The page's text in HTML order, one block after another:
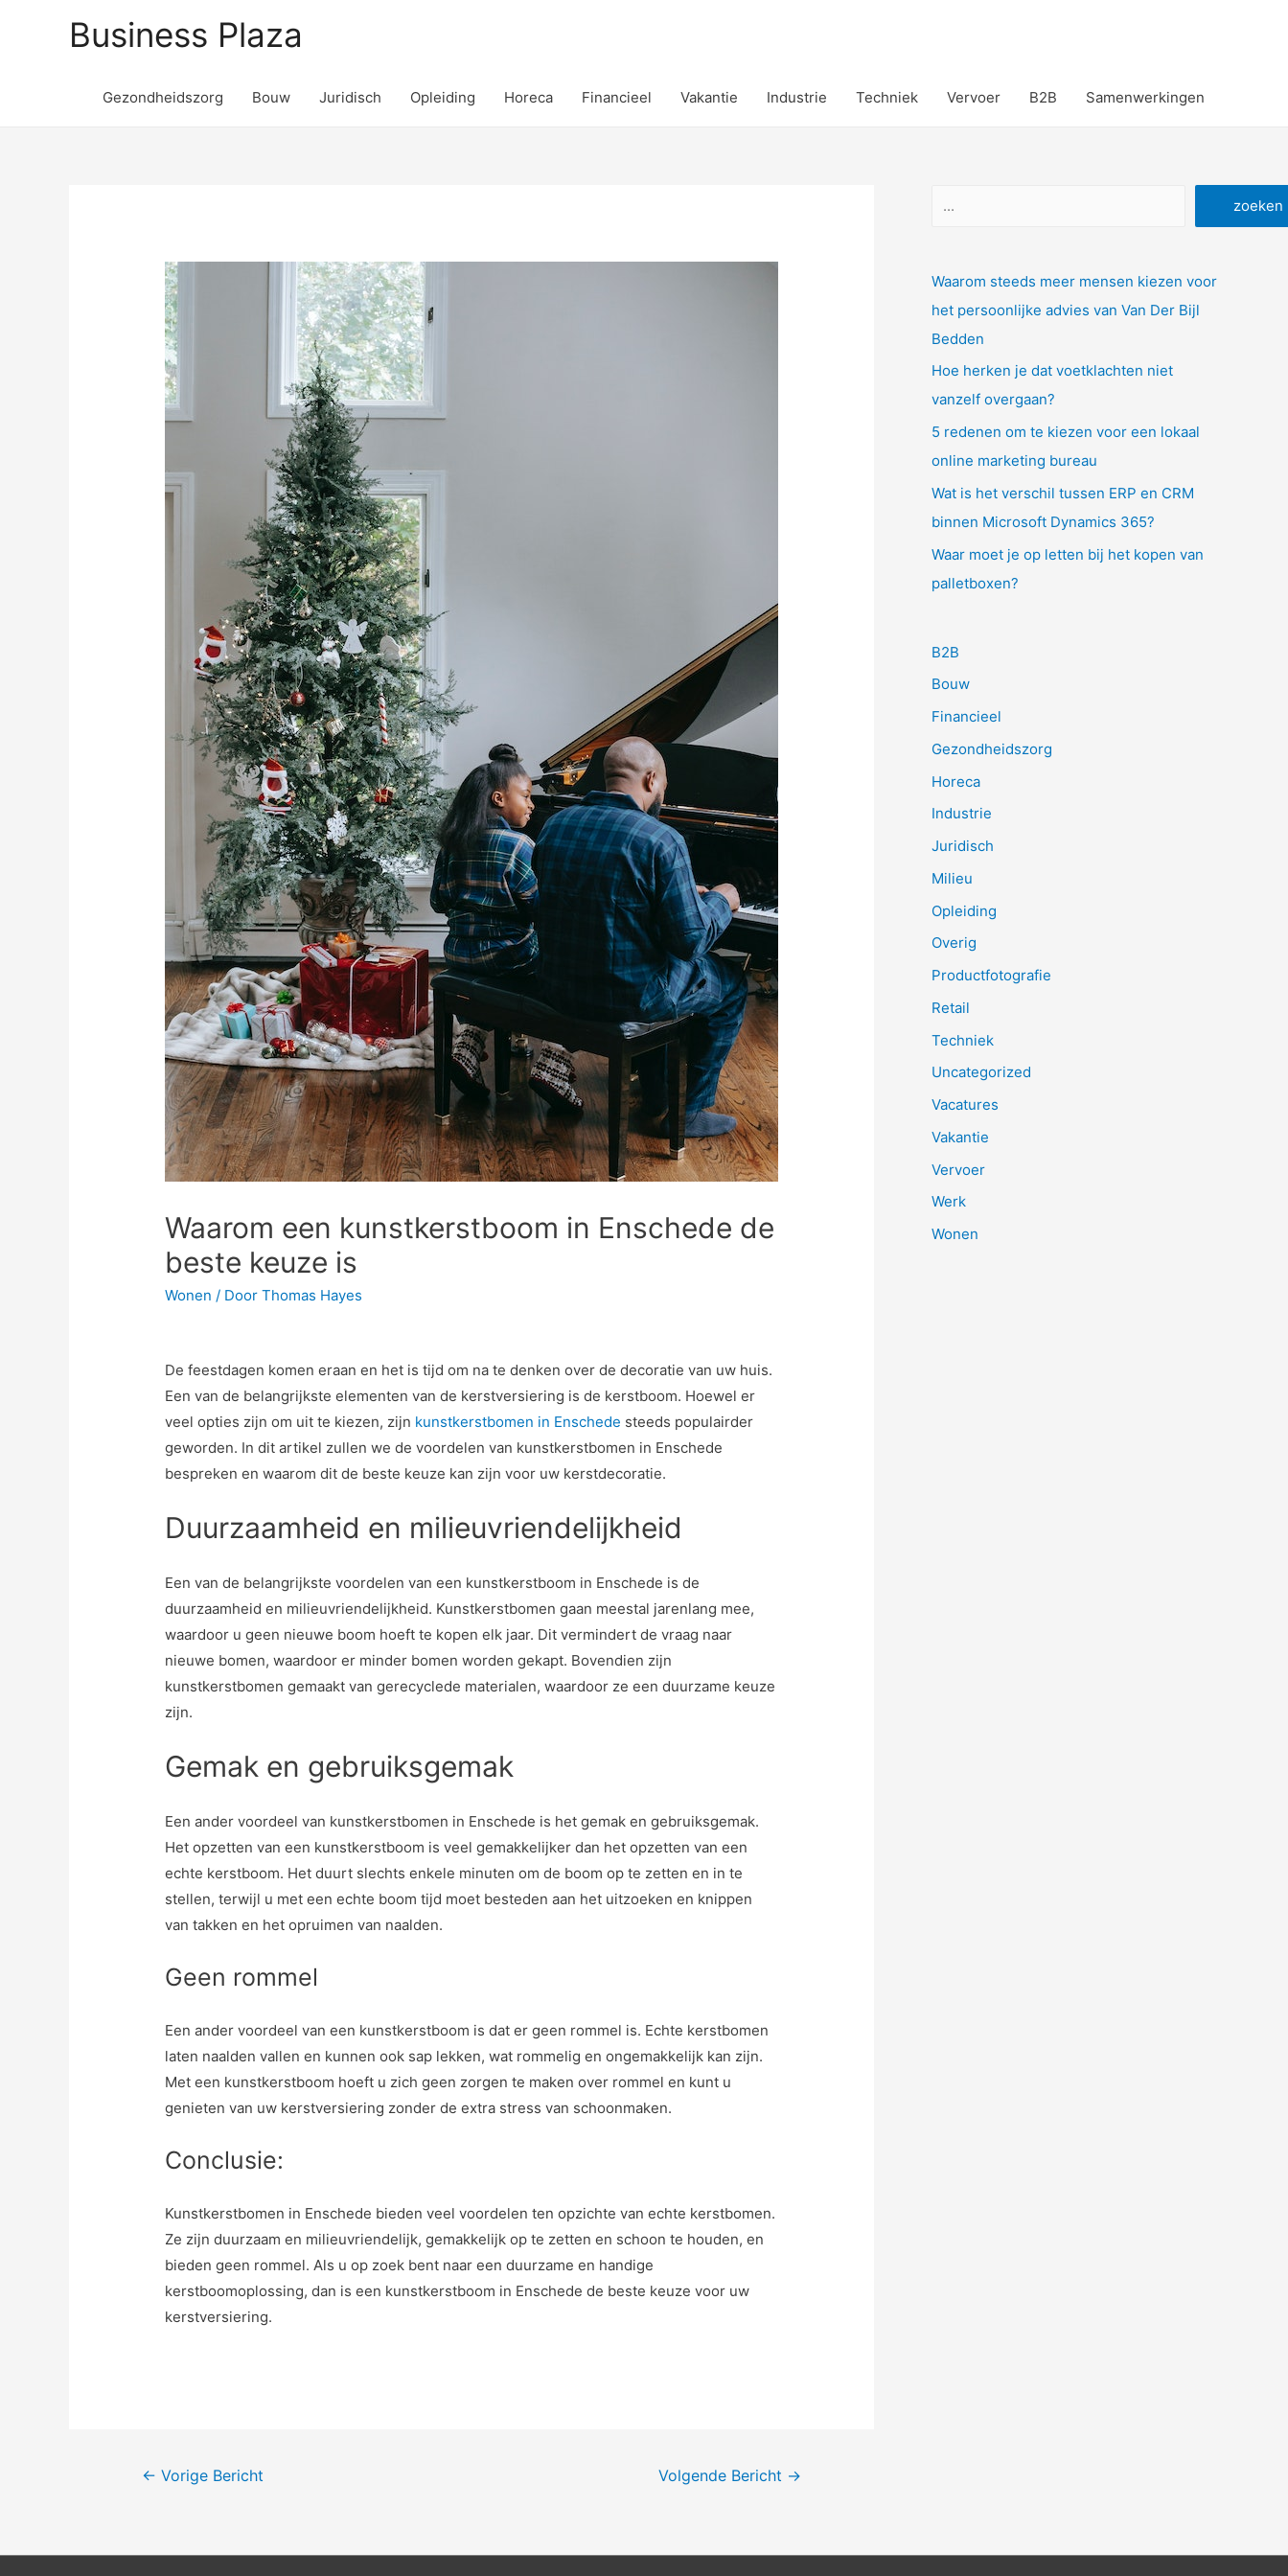
Business Plaza
Gezondheidszorg Bouw Juridisch Opleiding Horeca Financieel Vakantie Industrie Techniek Vervoer B2B Samenwerkingen
Waarom een kunstkerstboom in Enschede de
beste keuze is
Wonen / DoorThomas Hayes
De feestdagen komen eraan en het is tijd om na te denken over de decoratie van uw huis.
Een van de belangrijkste elementen van de kerstversiering is de kerstboom. Hoewel er
veel opties zijn om uit te kiezen, zijn kunstkerstbomen in Enschede steeds populairder
geworden. In dit artikel zullen we de voordelen van kunstkerstbomen in Enschede
bespreken en waarom dit de beste keuze kan zijn voor uw kerstdecoratie.
Duurzaamheid en milieuvriendelijkheid
Een van de belangrijkste voordelen van een kunstkerstboom in Enschede is de
duurzaamheid en milieuvriendelijkheid. Kunstkerstbomen gaan meestal jarenlang mee,
waardoor u geen nieuwe boom hoeft te kopen elk jaar. Dit vermindert de vraag naar
nieuwe bomen, waardoor er minder bomen worden gekapt. Bovendien zijn
kunstkerstbomen gemaakt van gerecyclede materialen, waardoor ze een duurzame keuze
zijn.
Gemak en gebruiksgemak
Een ander voordeel van kunstkerstbomen in Enschede is het gemak en gebruiksgemak.
Het opzetten van een kunstkerstboom is veel gemakkelijker dan het opzetten van een
echte kerstboom. Het duurt slechts enkele minuten om de boom op te zetten en in te
stellen, terwijl u met een echte boom tijd moet besteden aan het uitzoeken en knippen
van takken en het opruimen van naalden.
Geen rommel
Een ander voordeel van een kunstkerstboom is dat er geen rommel is. Echte kerstbomen
laten naalden vallen en kunnen ook sap lekken, wat rommelig en ongemakkelijk kan zijn.
Met een kunstkerstboom hoeft u zich geen zorgen te maken over rommel en kunt u
genieten van uw kerstversiering zonder de extra stress van schoonmaken.
Conclusie:
Kunstkerstbomen in Enschede bieden veel voordelen ten opzichte van echte kerstbomen.
Ze zijn duurzaam en milieuvriendelijk, gemakkelijk op te zetten en schoon te houden, en
bieden geen rommel. Als u op zoek bent naar een duurzame en handige
kerstboomoplossing, dan is een kunstkerstboom in Enschede de beste keuze voor uw
kerstversiering.
Bericht
← Vorige Bericht Volgende Bericht →
zoeken
Waarom steeds meer mensen kiezen voor
het persoonlijke advies van Van Der Bijl
Bedden
Hoe herken je dat voetklachten niet
vanzelf overgaan?
5 redenen om te kiezen voor een lokaal
online marketing bureau
Wat is het verschil tussen ERP en CRM
binnen Microsoft Dynamics 365?
Waar moet je op letten bij het kopen van
palletboxen?
B2B
Bouw
Financieel
Gezondheidszorg
Horeca
Industrie
Juridisch
Milieu
Opleiding
Overig
Productfotografie
Retail
Techniek
Uncategorized
Vacatures
Vakantie
Vervoer
Werk
Wonen